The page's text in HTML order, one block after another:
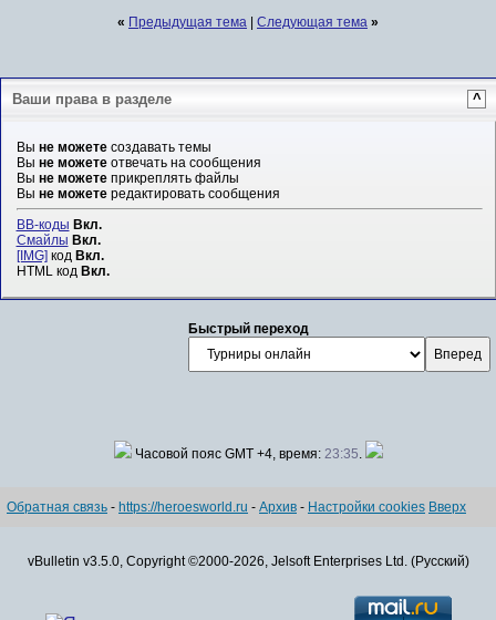
« Предыдущая тема | Следующая тема »
Ваши права в разделе ^
Вы не можетесоздавать темы
Вы не можетеотвечать на сообщения
Вы не можетеприкреплять файлы
Вы не можетередактировать сообщения
BB-коды Вкл.
Смайлы Вкл.
[IMG] код Вкл.
HTML код Вкл.
Быстрый переход
Часовой пояс GMT +4, время: 23:35
Обратная связь - https://heroesworld.ru - Архив - Настройки cookies Вверх
vBulletin v3.5.0, Copyright ©2000-2026, Jelsoft Enterprises Ltd. (Русский)